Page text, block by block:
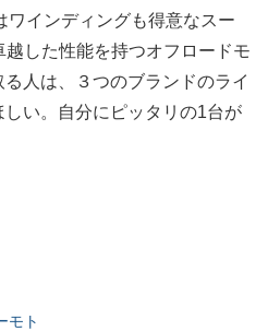
ワインディングも得意なスー
した性能を持つオフロードモ
人は、３つのブランドのライ
い。自分にピッタリの1台が
モト